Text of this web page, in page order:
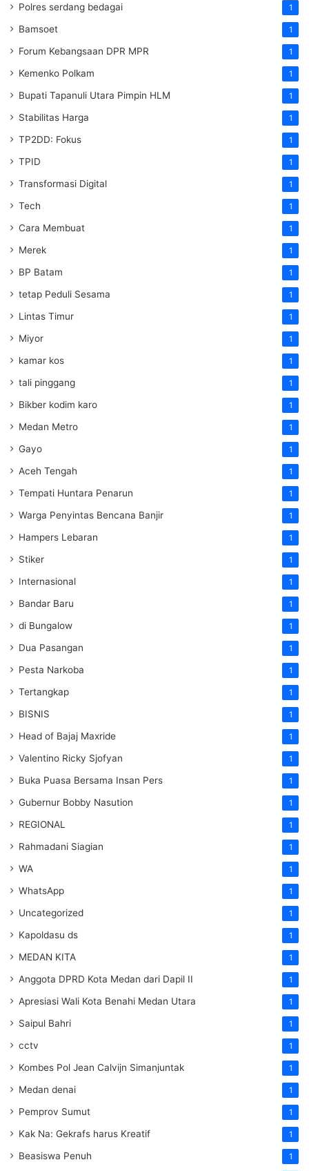
Polres serdang bedagai 1
Bamsoet 1
Forum Kebangsaan DPR MPR 1
Kemenko Polkam 1
‎Bupati Tapanuli Utara Pimpin HLM 1
Stabilitas Harga 1
TP2DD: Fokus 1
TPID 1
Transformasi Digital 1
Tech 1
Cara Membuat 1
Merek 1
BP Batam 1
tetap Peduli Sesama 1
Lintas Timur 1
Miyor 1
kamar kos 1
tali pinggang 1
Bikber kodim karo 1
Medan Metro 1
Gayo 1
Aceh Tengah 1
Tempati Huntara Penarun 1
Warga Penyintas Bencana Banjir 1
Hampers Lebaran 1
Stiker 1
Internasional 1
Bandar Baru 1
di Bungalow 1
Dua Pasangan 1
Pesta Narkoba 1
Tertangkap 1
BISNIS 1
Head of Bajaj Maxride 1
Valentino Ricky Sjofyan 1
Buka Puasa Bersama Insan Pers 1
Gubernur Bobby Nasution 1
REGIONAL 1
Rahmadani Siagian 1
WA 1
WhatsApp 1
Uncategorized 1
Kapoldasu ds 1
MEDAN KITA 1
Anggota DPRD Kota Medan dari Dapil II 1
Apresiasi Wali Kota Benahi Medan Utara 1
Saipul Bahri 1
cctv 1
Kombes Pol Jean Calvijn Simanjuntak 1
Medan denai 1
Pemprov Sumut 1
Kak Na: Gekrafs harus Kreatif 1
Beasiswa Penuh 1